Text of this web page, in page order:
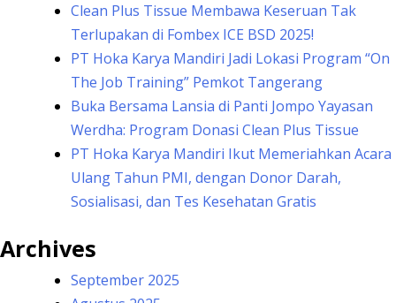
Clean Plus Tissue Membawa Keseruan Tak
Terlupakan di Fombex ICE BSD 2025!
PT Hoka Karya Mandiri Jadi Lokasi Program “On
The Job Training” Pemkot Tangerang
Buka Bersama Lansia di Panti Jompo Yayasan
Werdha: Program Donasi Clean Plus Tissue
PT Hoka Karya Mandiri Ikut Memeriahkan Acara
Ulang Tahun PMI, dengan Donor Darah,
Sosialisasi, dan Tes Kesehatan Gratis
Archives
September 2025